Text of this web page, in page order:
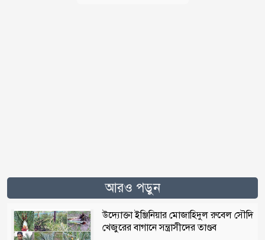
আরও পড়ুন
উদ্যোক্তা ইঞ্জিনিয়ার মোজাহিদুল রুবেল সৌদি
খেজুরের বাগানে সন্ত্রাসীদের তাণ্ডব